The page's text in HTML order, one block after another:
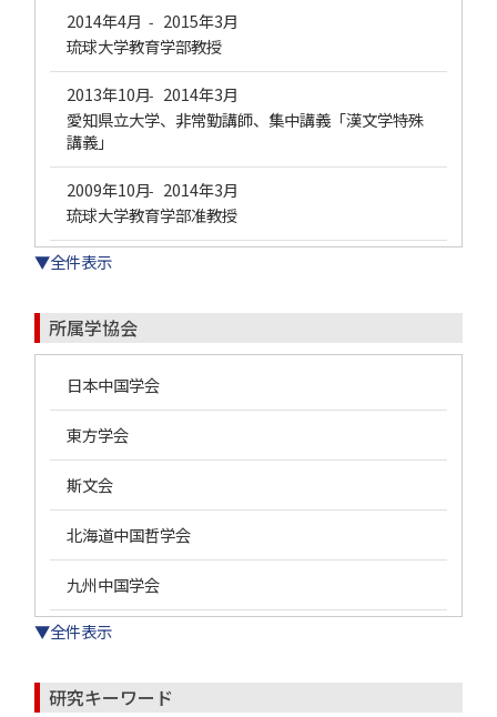
2014年4月 - 2015年3月
琉球大学教育学部教授
2013年10月- 2014年3月
愛知県立大学、非常勤講師、集中講義「漢文学特殊
講義」
2009年10月- 2014年3月
琉球大学教育学部准教授
▼全件表示
所属学協会
日本中国学会
東方学会
斯文会
北海道中国哲学会
九州中国学会
▼全件表示
研究キーワード